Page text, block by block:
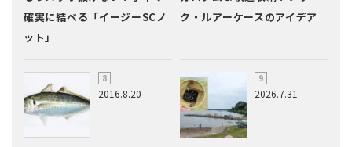
確実に結べる「イージーSCノ
ット」
ク・ルアーケースのアイデア
2016.8.20 2026.7.31